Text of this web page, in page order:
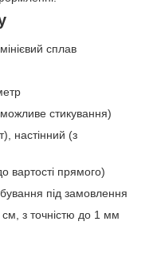
сплав
стикування)
настінний (з
вартості прямого)
під замовлення
см, з точністю до 1 мм